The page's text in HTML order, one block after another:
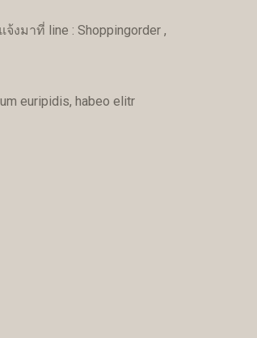
มาที่ line : Shoppingorder ,
euripidis, habeo elitr